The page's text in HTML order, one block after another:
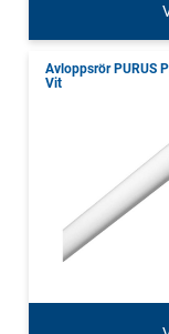
Avloppsrör PURUS
Vit